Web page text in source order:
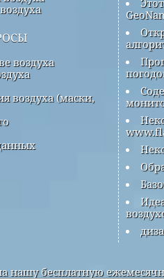
воздуха
воздуха (маски,
нашу бесплатную